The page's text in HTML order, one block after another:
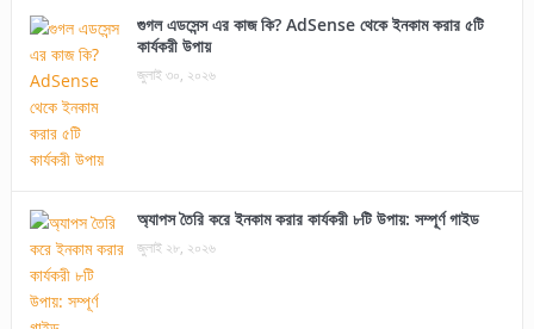
গুগল এডসেন্স এর কাজ কি? AdSense থেকে ইনকাম করার ৫টি
কার্যকরী উপায়
জুলাই ৩০, ২০২৬
অ্যাপস তৈরি করে ইনকাম করার কার্যকরী ৮টি উপায়: সম্পূর্ণ গাইড
জুলাই ২৮, ২০২৬